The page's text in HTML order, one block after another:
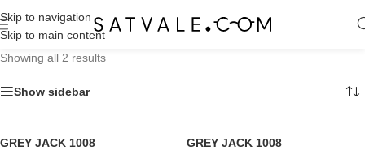
Skip to navigation
Skip to main content
Showing all 2 results
Show sidebar
GREY JACK 1008 GREY JACK 1008